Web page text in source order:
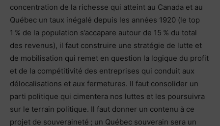
concentration de la richesse qui atteint au Canada et au
Québec un taux inégalé depuis les années 1920 (le top
1 % de la population s’accapare autour de 15 % du total
des revenus), il faut construire une stratégie de lutte et
de mobilisation qui remet en question la logique du profit
et de la compétitivité des entreprises qui conduit aux
délocalisations et aux fermetures. Il faut consolider un
parti politique qui cimentera nos luttes et les poursuivra
sur le terrain politique. Il faut donner un contenu à ce
projet de souveraineté ; un Québec souverain sera un